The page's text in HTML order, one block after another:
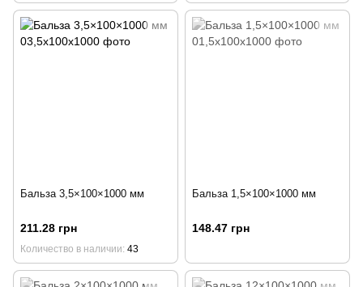
Бальза 3,5×100×1000 мм
211.28 грн
Количество в наличии 43
Бальза 1,5×100×1000 мм
148.47 грн